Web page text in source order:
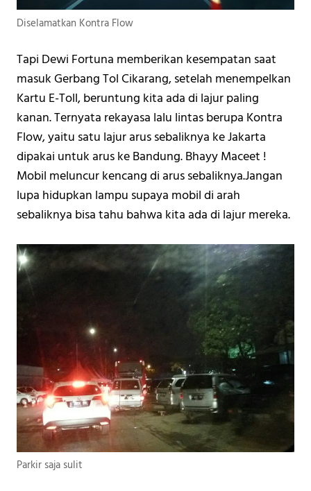
Diselamatkan Kontra Flow
Tapi Dewi Fortuna memberikan kesempatan saat
masuk Gerbang Tol Cikarang, setelah menempelkan
Kartu E-Toll, beruntung kita ada di lajur paling
kanan. Ternyata rekayasa lalu lintas berupa Kontra
Flow, yaitu satu lajur arus sebaliknya ke Jakarta
dipakai untuk arus ke Bandung. Bhayy Maceet !
Mobil meluncur kencang di arus sebaliknya.Jangan
lupa hidupkan lampu supaya mobil di arah
sebaliknya bisa tahu bahwa kita ada di lajur mereka.
Parkir saja sulit